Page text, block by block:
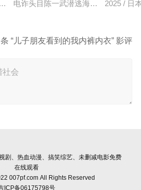
的莉莉亚，面对对她巴黎生活尤其是
电诈头目陈一武潜逃海外实施诈骗犯
2025 / 日
条 “儿子朋友看到的我内裤内衣” 影评
剧、热血动漫、搞笑综艺、未删减电影免费
在线观看
007pf.com All Rights Reserved
ICP备06175798号